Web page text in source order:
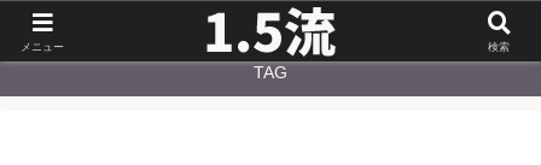
TAG
メニュー 検索